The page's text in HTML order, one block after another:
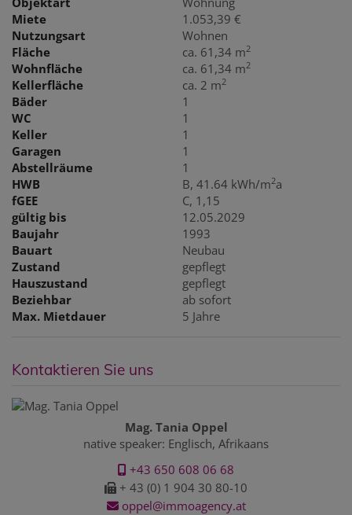
Miete
1.053,39 €
Nutzungsart
Wohnen
Fläche
ca. 61,34 m2
Wohnfläche ca. 61,34 m2
Kellerfläche ca. 2 m2
Bäder
1
WC
1
Keller
1
Garagen
1
Abstellräume
1
HWB
B, 41.64 kWh/m2a
fGEE
C, 1,15
gültig bis
12.05.2029
Baujahr
1993
Bauart
Neubau
Zustand
gepflegt
Hauszustand
gepflegt
Beziehbar
ab sofort
Max. Mietdauer
5 Jahre
Kontaktieren Sie uns
Mag. Tania Oppel
native speaker: Englisch, Afrikaans
+43 650 608 06 68
+ 43 (0) 1 904 30 80-10
oppel@immoagency.at